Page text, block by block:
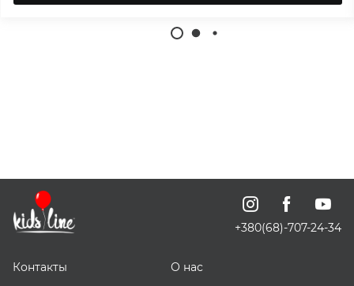
+380(68)-707-24-34
Контакты О нас